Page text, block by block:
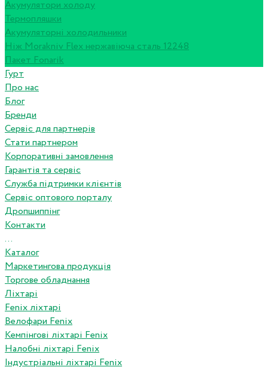
Акумулятори холоду
Термопляшки
Акумуляторні холодильники
Ніж Morakniv Flex нержавіюча сталь 12248
Пакет Fonarik
Гурт
Про нас
Блог
Бренди
Сервіс для партнерів
Стати партнером
Корпоративні замовлення
Гарантія та сервіс
Служба підтримки клієнтів
Сервіс оптового порталу
Дропшиппінг
Контакти
...
Каталог
Маркетингова продукція
Торгове обладнання
Ліхтарі
Fenix ліхтарі
Велофари Fenix
Кемпінгові ліхтарі Fenix
Налобні ліхтарі Fenix
Індустріальні ліхтарі Fenix